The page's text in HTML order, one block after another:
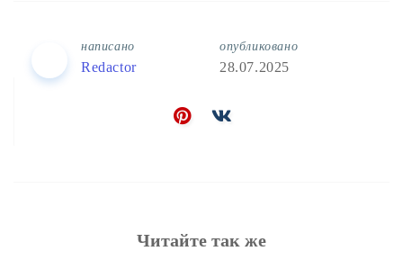
написано
Redactor
опубликовано
28.07.2025
Читайте так же